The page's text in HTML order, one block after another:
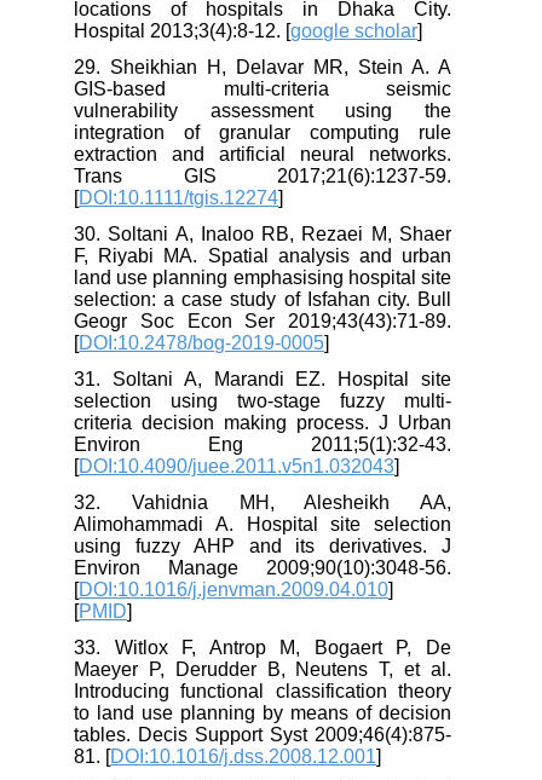
locations of hospitals in Dhaka City.
Hospital 2013;3(4):8-12. [google scholar
29. Sheikhian H, Delavar MR, Stein A. A
GIS-based multi-criteria seismic
vulnerability assessment using the
integration of granular computing rule
extraction and artificial neural networks.
Trans GIS 2017;21(6):1237-59.
[DOI:10.1111/tgis.12274
30. Soltani A, Inaloo RB, Rezaei M, Shaer
F, Riyabi MA. Spatial analysis and urban
land use planning emphasising hospital site
selection: a case study of Isfahan city. Bull
Geogr Soc Econ Ser 2019;43(43):71-89.
[DOI:10.2478/bog-2019-0005
31. Soltani A, Marandi EZ. Hospital site
selection using two-stage fuzzy multi-
criteria decision making process. J Urban
Environ Eng 2011;5(1):32-43.
[DOI:10.4090/juee.2011.v5n1.032043
32. Vahidnia MH, Alesheikh AA,
Alimohammadi A. Hospital site selection
using fuzzy AHP and its derivatives. J
Environ Manage 2009;90(10):3048-56.
[DOI:10.1016/j.jenvman.2009.04.010
[PMID
33. Witlox F, Antrop M, Bogaert P, De
Maeyer P, Derudder B, Neutens T, et al.
Introducing functional classification theory
to land use planning by means of decision
tables. Decis Support Syst 2009;46(4):875-
81. [DOI:10.1016/j.dss.2008.12.001